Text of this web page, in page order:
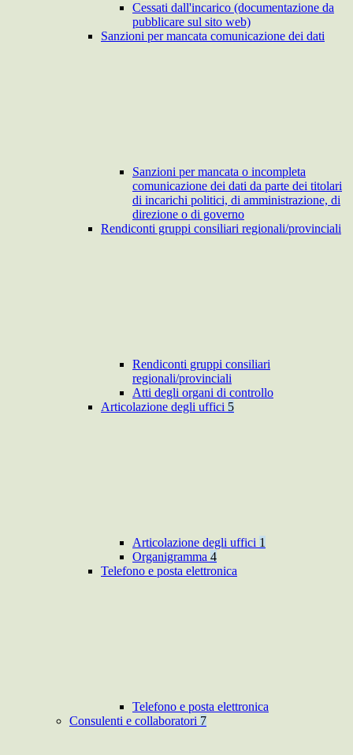
Cessati dall'incarico (documentazione da
pubblicare sul sito web)
Sanzioni per mancata comunicazione dei dati
Sanzioni per mancata o incompleta
comunicazione dei dati da parte dei titolari
di incarichi politici, di amministrazione, di
direzione o di governo
Rendiconti gruppi consiliari regionali/provinciali
Rendiconti gruppi consiliari
regionali/provinciali
Atti degli organi di controllo
Articolazione degli uffici 5
Articolazione degli uffici 1
Organigramma 4
Telefono e posta elettronica
Telefono e posta elettronica
Consulenti e collaboratori 7